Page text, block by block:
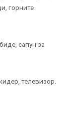
горните
сапун за
телевизор.